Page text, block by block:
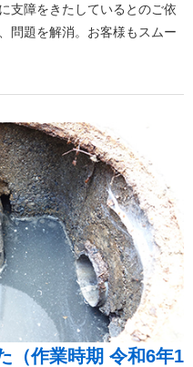
支障をきたしているとのご依
問題を解消。お客様もスムー
（作業時期 令和6年1